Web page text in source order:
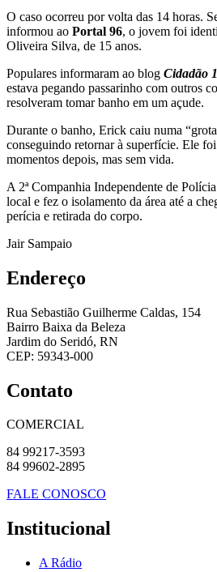
O caso ocorreu por volta das 14 horas.
informou ao Portal 96, o jovem foi
Oliveira Silva, de 15 anos.
Populares informaram ao blog Cidadão
estava pegando passarinho com outros
resolveram tomar banho em um açude.
Durante o banho, Erick caiu numa
conseguindo retornar à superfície. Ele
momentos depois, mas sem vida.
A 2ª Companhia Independente de
local e fez o isolamento da área até a
perícia e retirada do corpo.
Jair Sampaio
Endereço
Rua Sebastião Guilherme Caldas, 154
Bairro Baixa da Beleza
Jardim do Seridó, RN
CEP: 59343-000
Contato
COMERCIAL
84 99217-3593
84 99602-2895
FALE CONOSCO
Institucional
A Rádio